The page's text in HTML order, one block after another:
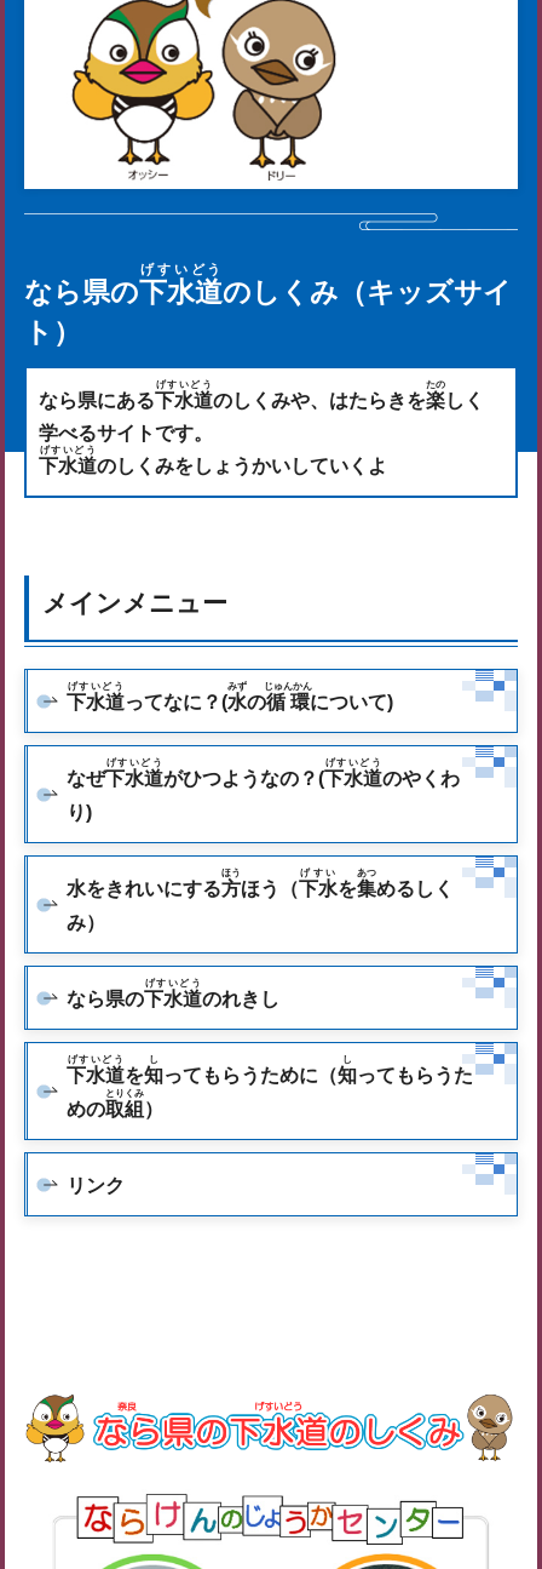
なら県の下水道
げすいどう
のしくみ（キッズサイ
ト）
なら県にある下水道
げすいどう
のしくみや、はたらきを楽
たの
しく
学べるサイトです。
下水道
げすいどう
のしくみをしょうかいしていくよ
メインメニュー
下水道
げすいどう
ってなに？(水
みず
の循環
じゅんかん
について)
なぜ下水道
げすいどう
がひつようなの？(下水道
げすいどう
のやくわ
り)
水をきれいにする方
ほう
ほう（下水
げすい
を集
あつ
めるしく
み）
なら県の下水道
げすいどう
のれきし
下水道
げすいどう
を知
し
ってもらうために（知
し
ってもらうた
めの取組
とりくみ
）
リンク